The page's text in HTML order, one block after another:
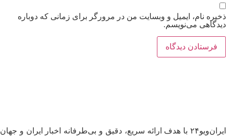
ذخیره نام، ایمیل و وبسایت من در مرورگر برای زمانی که دوباره
دیدگاهی می‌نویسم.
ایران‌ویو۲۴ با هدف ارائه سریع، دقیق و بی‌طرفانه اخبار ایران و جهان